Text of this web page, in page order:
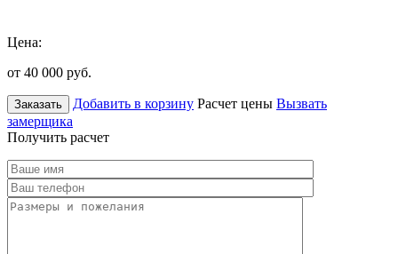
Цена:
от 40 000 руб.
Заказать Добавить в корзину Расчет цены Вызвать
замерщика
Получить расчет